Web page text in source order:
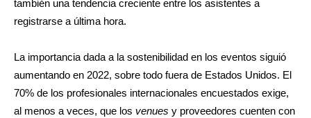
también una tendencia creciente entre los asistentes a
registrarse a última hora.
La importancia dada a la sostenibilidad en los eventos siguió
aumentando en 2022, sobre todo fuera de Estados Unidos. El
70% de los profesionales internacionales encuestados exige,
al menos a veces, que los venues y proveedores cuenten con